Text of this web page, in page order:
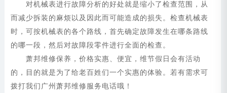
对机械表进行故障分析的好处就是缩小了检查范围，从
而减少拆装的麻烦以及因此而可能造成的损失。检查机械表
时，可按机械表的各个路线，首先确定故障发生在哪条路线
的哪一段，然后对故障段零件进行全面的检查。
萧邦维修保养，价格实惠、便宜，维节假日会有活动
的，目的就是为了给老百姓们一个实惠的体验。若有需求可
拨打我们广州萧邦维修服务电话哦！